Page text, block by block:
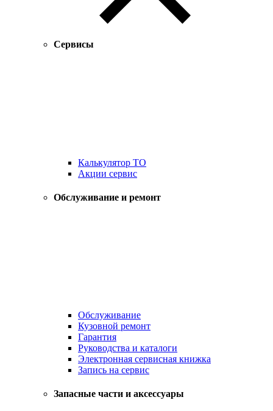
Сервисы
Калькулятор ТО
Акции сервис
Обслуживание и ремонт
Обслуживание
Кузовной ремонт
Гарантия
Руководства и каталоги
Электронная сервисная книжка
Запись на сервис
Запасные части и аксессуары